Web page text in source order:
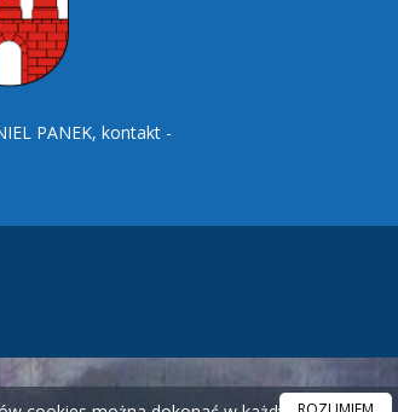
PANEK, kontakt -